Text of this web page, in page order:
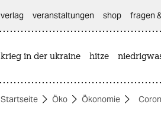
themen
verlag
veranstaltungen shop fragen
krieg in der ukraine hitze
Startseite Öko Ökonomie